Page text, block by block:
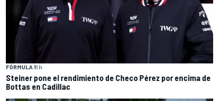
FÓRMULA 11 h
Steiner pone el rendimiento de Checo Pérez por encima de
Bottas en Cadillac